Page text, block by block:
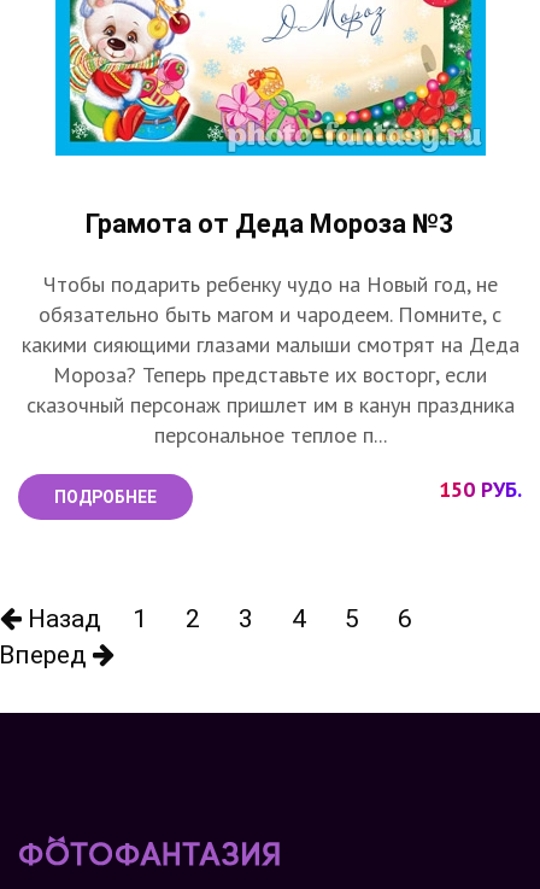
Грамота от Деда Мороза №3
Чтобы подарить ребенку чудо на Новый год, не
обязательно быть магом и чародеем. Помните, с
какими сияющими глазами малыши смотрят на Деда
Мороза? Теперь представьте их восторг, если
сказочный персонаж пришлет им в канун праздника
персональное теплое п...
ПОДРОБНЕЕ 150 РУБ.
Назад 1 2 3 4 5
6
Вперед